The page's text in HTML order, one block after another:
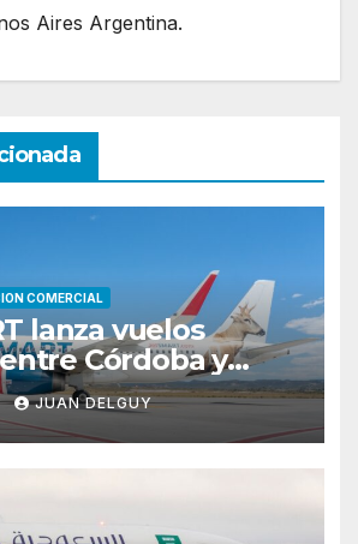
Aires Argentina.
COMERCIAL
lanza vuelos
Córdoba y
JUAN DELGUY